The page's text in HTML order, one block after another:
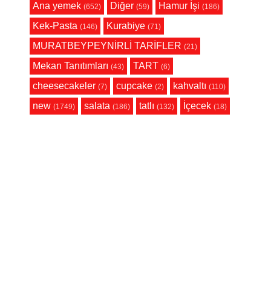
Ana yemek (652) Diğer (59) Hamur İşi (186)
Kek-Pasta (146) Kurabiye (71)
MURATBEYPEYNİRLİ TARİFLER (21)
Mekan Tanıtımları (43) TART (6)
cheesecakeler (7) cupcake (2) kahvaltı (110)
new (1749) salata (186) tatlı (132) İçecek (18)